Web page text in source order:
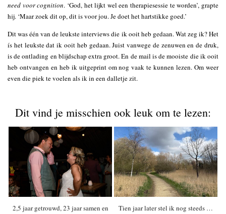
need voor cognition. ‘God, het lijkt wel een therapiesessie te worden’, grapte
hij. ‘Maar zoek dit op, dit is voor jou. Je doet het hartstikke goed.’
Dit was één van de leukste interviews die ik ooit heb gedaan. Wat zeg ik? Het
ís het leukste dat ik ooit heb gedaan. Juist vanwege de zenuwen en de druk,
is de ontlading en blijdschap extra groot. En de mail is de mooiste die ik ooit
heb ontvangen en heb ik uitgeprint om nog vaak te kunnen lezen. Om weer
even die piek te voelen als ik in een dalletje zit.
Dit vind je misschien ook leuk om te lezen:
2,5 jaar getrouwd, 23 jaar samen en
Tien jaar later stel ik nog steeds …